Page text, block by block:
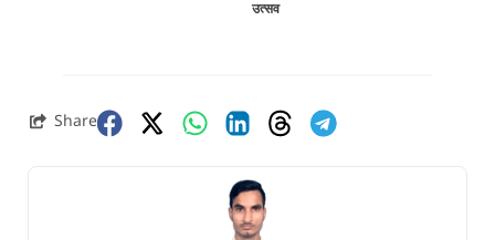
उत्सव
Share